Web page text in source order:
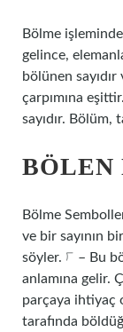
Bölme
gelince,
bölünen
çarpımına
sayıdır.
BÖLEN
Bölme
ve bir sayının
söyler. ⟌ – Bu
anlamına gelir.
parçaya ihtiyaç
tarafında